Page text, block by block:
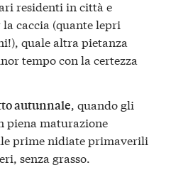
residenti in città e
caccia (quante lepri
quale altra pietanza
tempo con la certezza
autunnale, quando gli
piena maturazione
prime nidiate primaverili
senza grasso.